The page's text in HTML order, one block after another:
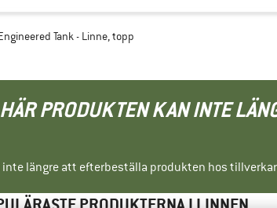
Tank - Linne, topp
PRODUKTEN KAN INTE
längre att efterbeställa produkten hos